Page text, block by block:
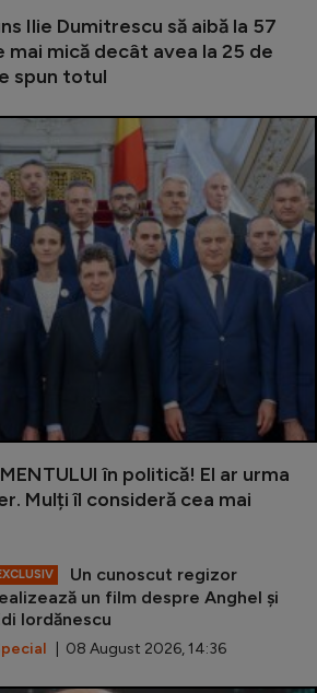
Ilie Dumitrescu să aibă la 57
mică decât avea la 25 de
spun totul
în politică! El ar urma
Mulți îl consideră cea mai
Un cunoscut regizor
un film despre Anghel și
Iordănescu
| 08 August 2026, 14:36